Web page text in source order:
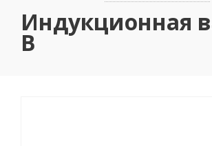
Индукционная
B